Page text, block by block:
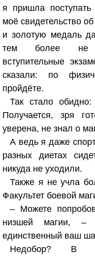
я пришла
моё свидетельство
и золотую медаль
тем более не
вступительные
сказали: по
пройдёте.
Так стало
Получается, зря
уверена, не знал о
А ведь я даже
разных диетах
никуда не уходили.
Также я не учла
Факультет боевой
– Можете
низшей магии, –
единственный ваш
Недобор? В